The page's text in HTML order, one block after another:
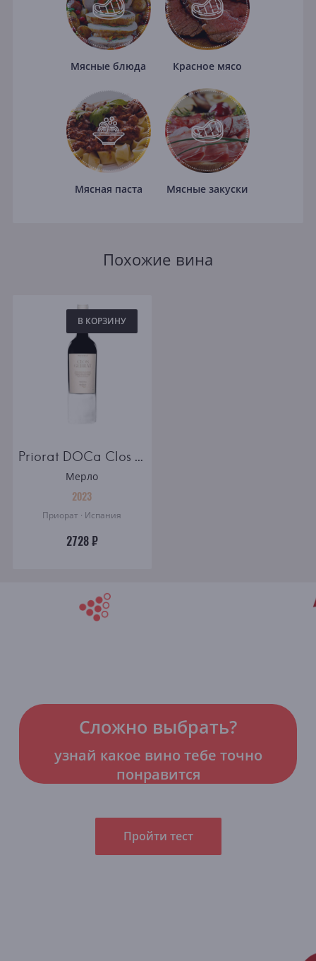
Мясные блюда Красное мясо
Мясная паста Мясные закуски
Похожие вина
В КОРЗИНУ
Priorat DOCa Clos Gebrat
Мерло
2023
Приорат · Испания
2728 ₽
Сложно выбрать?
узнай какое вино тебе точно
понравится
Пройти тест